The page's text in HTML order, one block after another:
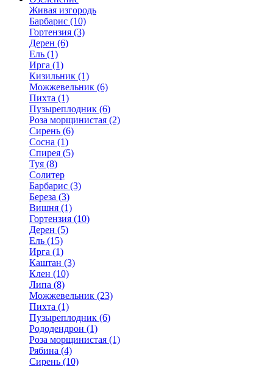
Живая изгородь
Барбарис (10)
Гортензия (3)
Дерен (6)
Ель (1)
Ирга (1)
Кизильник (1)
Можжевельник (6)
Пихта (1)
Пузыреплодник (6)
Роза морщинистая (2)
Сирень (6)
Сосна (1)
Спирея (5)
Туя (8)
Солитер
Барбарис (3)
Береза (3)
Вишня (1)
Гортензия (10)
Дерен (5)
Ель (15)
Ирга (1)
Каштан (3)
Клен (10)
Липа (8)
Можжевельник (23)
Пихта (1)
Пузыреплодник (6)
Рододендрон (1)
Роза морщинистая (1)
Рябина (4)
Сирень (10)